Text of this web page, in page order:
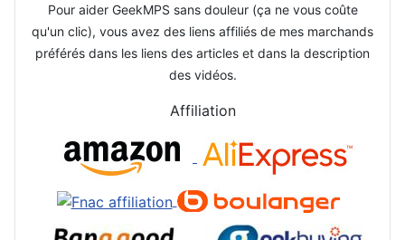
Pour aider GeekMPS sans douleur (ça ne vous coûte
qu'un clic), vous avez des liens affiliés de mes marchands
préférés dans les liens des articles et dans la description
des vidéos.
Affiliation